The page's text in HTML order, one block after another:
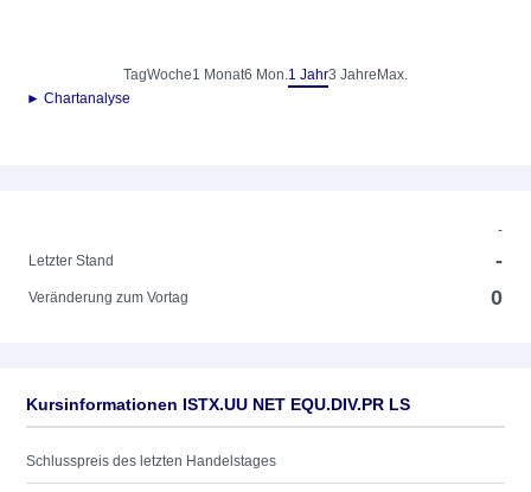
TagWoche1 Monat6 Mon.1 Jahr3 Jahre Max.
► Chartanalyse
-
Letzter Stand
-
Veränderung zum Vortag 0
Kursinformationen ISTX.UU NET EQU.DIV.PR LS
Schlusspreis des letzten Handelstages